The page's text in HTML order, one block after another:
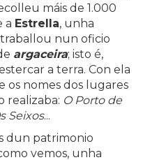
máis de 1.000
a Estrella, unha
nun oficio
argaceira; isto é,
a terra. Con ela
os nomes dos lugares
realizaba: O Porto de
Seixos...
dun patrimonio
vemos, unha